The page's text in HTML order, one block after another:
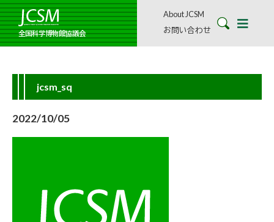
全国科学博物館協議会
About JCSM
お問い合わせ
jcsm_sq
2022/10/05